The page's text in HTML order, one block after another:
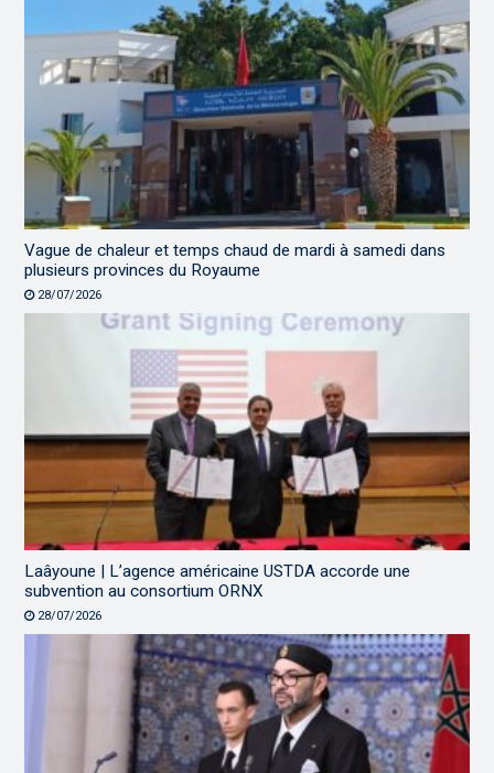
Vague de chaleur et temps chaud de mardi à samedi dans
plusieurs provinces du Royaume
28/07/2026
Laâyoune | L’agence américaine USTDA accorde une
subvention au consortium ORNX
28/07/2026